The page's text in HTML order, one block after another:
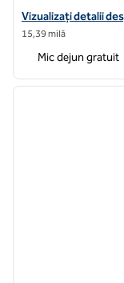
Vizualizați detaliile
Vizualizați detalii
15,39 milă
Mic dejun gratuit
1 din 12